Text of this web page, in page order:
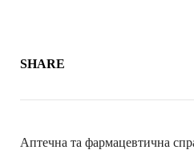
SHARE
Аптечна та фармацевтична